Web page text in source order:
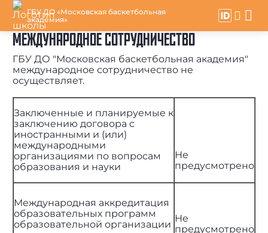
ГБУ ДО «Московская баскетбольная
академия»
МЕЖДУНАРОДНОЕ СОТРУДНИЧЕСТВО
ГБУ ДО "Московская баскетбольная академия"
международное сотрудничество не
осуществляет.
Заключенные и планируемые к
заключению договора с
иностранными и (или)
международными
организациями по вопросам
образования и науки
Не
предусмотрено
Международная аккредитация
образовательных программ
образовательной организации
Не
предусмотрено